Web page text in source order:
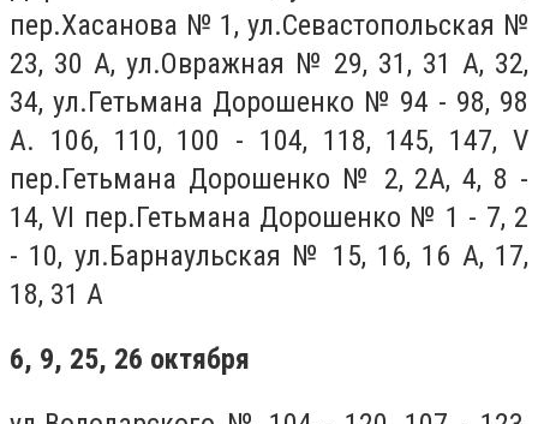
пер.Хасанова № 1, ул.Севастопольская №
23, 30 А, ул.Овражная № 29, 31, 31 А, 32,
34, ул.Гетьмана Дорошенко № 94 - 98, 98
А. 106, 110, 100 - 104, 118, 145, 147, V
пер.Гетьмана Дорошенко № 2, 2А, 4, 8 -
14, VI пер.Гетьмана Дорошенко № 1 - 7, 2
- 10, ул.Барнаульская № 15, 16, 16 А, 17,
18, 31 А
6, 9, 25, 26 октября